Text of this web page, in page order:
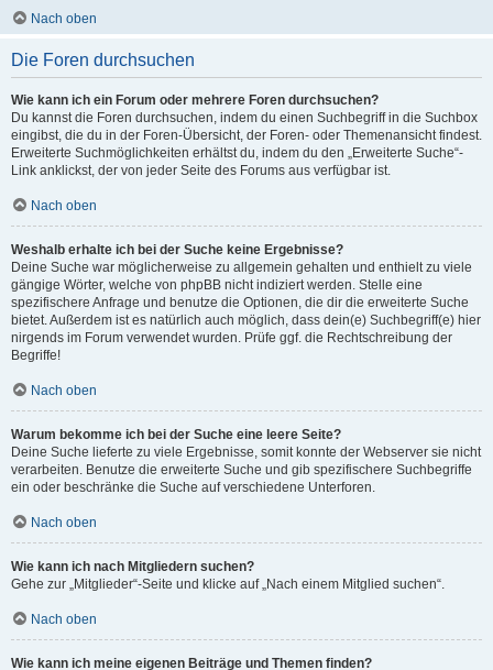
Nach oben
Die Foren durchsuchen
Wie kann ich ein Forum oder mehrere Foren durchsuchen?
Du kannst die Foren durchsuchen, indem du einen Suchbegriff in die Suchbox
eingibst, die du in der Foren-Übersicht, der Foren- oder Themenansicht findest.
Erweiterte Suchmöglichkeiten erhältst du, indem du den „Erweiterte Suche“-
Link anklickst, der von jeder Seite des Forums aus verfügbar ist.
Nach oben
Weshalb erhalte ich bei der Suche keine Ergebnisse?
Deine Suche war möglicherweise zu allgemein gehalten und enthielt zu viele
gängige Wörter, welche von phpBB nicht indiziert werden. Stelle eine
spezifischere Anfrage und benutze die Optionen, die dir die erweiterte Suche
bietet. Außerdem ist es natürlich auch möglich, dass dein(e) Suchbegriff(e) hier
nirgends im Forum verwendet wurden. Prüfe ggf. die Rechtschreibung der
Begriffe!
Nach oben
Warum bekomme ich bei der Suche eine leere Seite?
Deine Suche lieferte zu viele Ergebnisse, somit konnte der Webserver sie nicht
verarbeiten. Benutze die erweiterte Suche und gib spezifischere Suchbegriffe
ein oder beschränke die Suche auf verschiedene Unterforen.
Nach oben
Wie kann ich nach Mitgliedern suchen?
Gehe zur „Mitglieder“-Seite und klicke auf „Nach einem Mitglied suchen“.
Nach oben
Wie kann ich meine eigenen Beiträge und Themen finden?